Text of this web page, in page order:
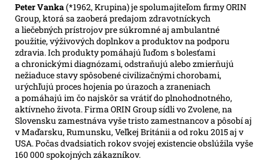
Peter Vanka(*1962, Krupina) je spolumajiteľom firmy ORIN
Group, ktorá sa zaoberá predajom zdravotníckych
a liečebných prístrojov pre súkromné aj ambulantné
použitie, výživových doplnkov a produktov na podporu
zdravia. Ich produkty pomáhajú ľuďom s bolesťami
a chronickými diagnózami, odstraňujú alebo zmierňujú
nežiaduce stavy spôsobené civilizačnými chorobami,
urýchľujú proces hojenia po úrazoch a zraneniach
a pomáhajú im čo najskôr sa vrátiť do plnohodnotného,
aktívneho života. Firma ORIN Group sídli vo Zvolene, na
Slovensku zamestnáva vyše tristo zamestnancov a pôsobí aj
v Maďarsku, Rumunsku, Veľkej Británii a od roku 2015 aj v
USA. Počas dvadsiatich rokov svojej existencie obslúžila vyše
160 000 spokojných zákazníkov.